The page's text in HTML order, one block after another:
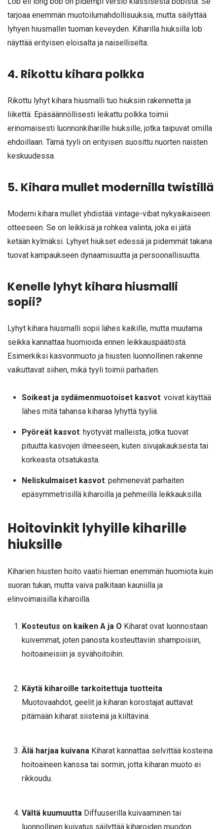
tarjoaa enemmän muotoilumahdollisuuksia, mutta säilyttää
lyhyen hiusmallin tuoman keveyden. Kiharilla hiuksilla lob
näyttää erityisen eloisalta ja naiselliselta.
4. Rikottu kihara polkka
Rikottu lyhyt kihara hiusmalli tuo hiuksiin rakennetta ja
liikettä. Epäsäännöllisesti leikattu polkka toimii
erinomaisesti luonnonkiharille hiuksille, jotka taipuvat omilla
ehdoillaan. Tämä tyyli on erityisen suosittu nuorten naisten
keskuudessa.
5. Kihara mullet modernilla twistillä
Moderni kihara mullet yhdistää vintage-vibat nykyaikaiseen
otteeseen. Se on leikkisä ja rohkea valinta, joka ei jätä
ketään kylmäksi. Lyhyet hiukset edessä ja pidemmät takana
tuovat kampaukseen dynaamisuutta ja persoonallisuutta.
Kenelle lyhyt kihara hiusmalli
sopii?
Lyhyt kihara hiusmalli sopii lähes kaikille, mutta muutama
seikka kannattaa huomioida ennen leikkauspäätöstä.
Esimerkiksi kasvonmuoto ja hiusten luonnollinen rakenne
vaikuttavat siihen, mikä tyyli toimii parhaiten.
Soikeat ja sydämenmuotoiset kasvot: voivat käyttää
lähes mitä tahansa kiharaa lyhyttä tyyliä.
Pyöreät kasvot: hyötyvät malleista, jotka tuovat
pituutta kasvojen ilmeeseen, kuten sivujakauksesta tai
korkeasta otsatukasta.
Neliskulmaiset kasvot: pehmenevät parhaiten
epäsymmetrisillä kiharoilla ja pehmeillä leikkauksilla.
Hoitovinkit lyhyille kiharille
hiuksille
Kiharien hiusten hoito vaatii hieman enemmän huomiota kuin
suoran tukan, mutta vaiva palkitaan kauniilla ja
elinvoimaisilla kiharoilla.
Kosteutus on kaiken A ja O Kiharat ovat luonnostaan
kuivemmat, joten panosta kosteuttaviin shampoisiin,
hoitoaineisiin ja syvähoitoihin.
Käytä kiharoille tarkoitettuja tuotteita
Muotovaahdot, geelit ja kiharan korostajat auttavat
pitämään kiharat siisteinä ja kiiltävinä.
Älä harjaa kuivanaKiharat kannattaa selvittää kosteina
hoitoaineen kanssa tai sormin, jotta kiharan muoto ei
rikkoudu.
Vältä kuumuuttaDiffuuserilla kuivaaminen tai
luonnollinen kuivatus säilyttää kiharoiden muodon